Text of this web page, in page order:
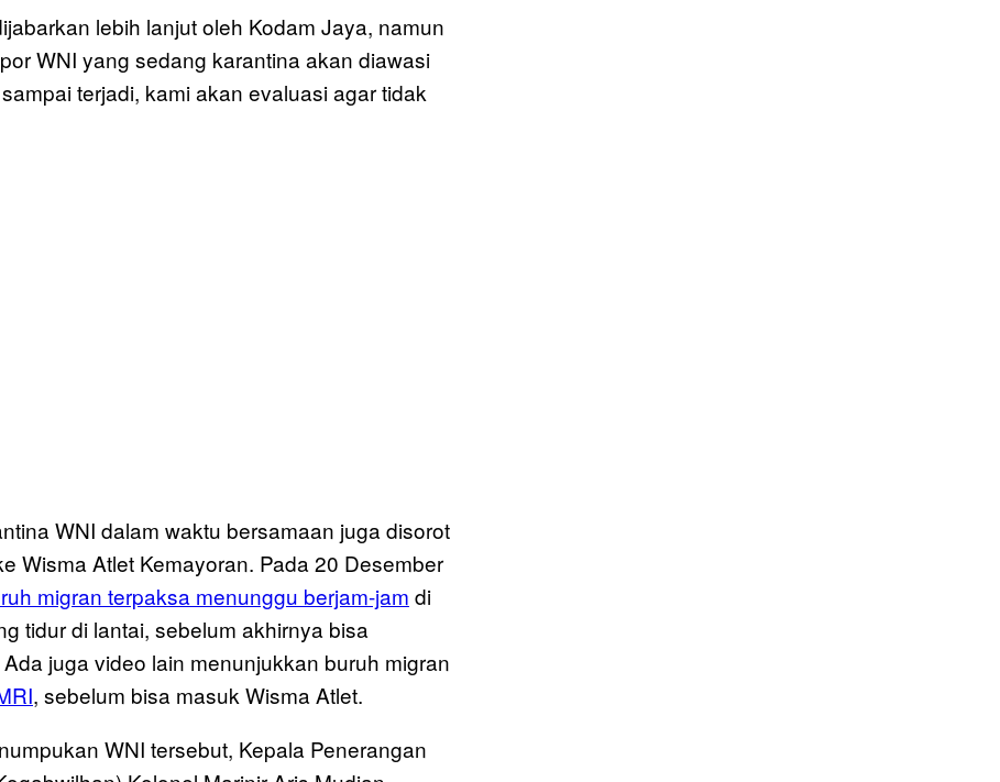
lebih lanjut oleh Kodam Jaya, namun
WNI yang sedang karantina akan diawasi
terjadi, kami akan evaluasi agar tidak
WNI dalam waktu bersamaan juga disorot
Wisma Atlet Kemayoran. Pada 20 Desember
migran terpaksa menunggu berjam-jam di
tidur di lantai, sebelum akhirnya bisa
juga video lain menunjukkan buruh migran
, sebelum bisa masuk Wisma Atlet.
WNI tersebut, Kepala Penerangan